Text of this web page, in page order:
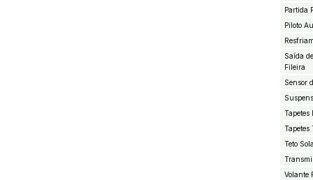
Partida
Piloto
Saída
Fileira
Sensor
Tapetes
Tapetes
Teto
Volante